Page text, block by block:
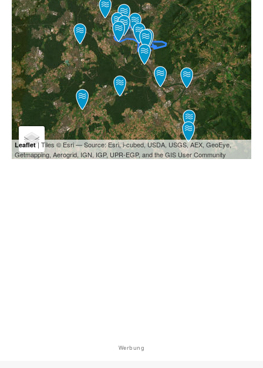
Leaflet| Tiles © Esri — Source: Esri, i-cubed, USDA, USGS, AEX, GeoEye,
Getmapping, Aerogrid, IGN, IGP, UPR-EGP, and the GIS User Community
Werbung